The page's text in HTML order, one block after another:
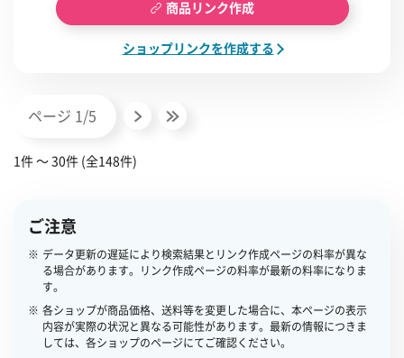
商品リンク作成
ショップリンクを作成する
ページ 1/5
1件 〜 30件 (全148件)
ご注意
データ更新の遅延により検索結果とリンク作成ページの料率が異な
る場合があります。リンク作成ページの料率が最新の料率になりま
す。
各ショップが商品価格、送料等を変更した場合に、本ページの表示
内容が実際の状況と異なる可能性があります。最新の情報につきま
しては、各ショップのページにてご確認ください。